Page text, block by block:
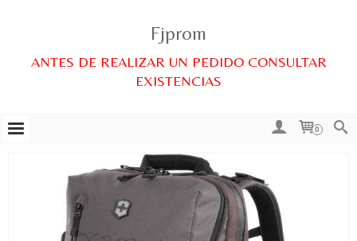
Fjprom
ANTES DE REALIZAR UN PEDIDO CONSULTAR
EXISTENCIAS
0